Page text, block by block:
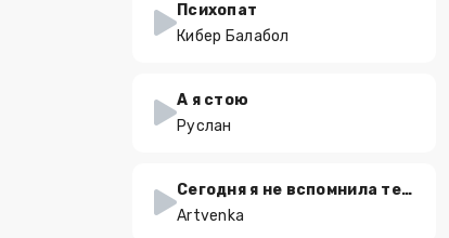
Психопат
Кибер Балабол
А я стою
Руслан
Сегодня я не вспомнила тебя
Artvenka